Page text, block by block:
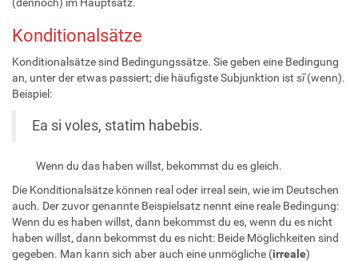
Konditionalsätze
Konditionalsätze sind Bedingungssätze. Sie geben eine Bedingung
an, unter der etwas passiert; die häufigste Subjunktion ist sī(wenn).
Beispiel:
Ea si voles, statim habebis.
Wenn du das haben willst, bekommst du es gleich.
Die Konditionalsätze können real oder irreal sein, wie im Deutschen
auch. Der zuvor genannte Beispielsatz nennt eine reale Bedingung:
Wenn du es haben willst, dann bekommst du es, wenn du es nicht
haben willst, dann bekommst du es nicht: Beide Möglichkeiten sind
gegeben. Man kann sich aber auch eine unmögliche (irreale)